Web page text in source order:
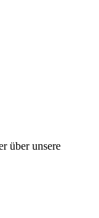
über unsere